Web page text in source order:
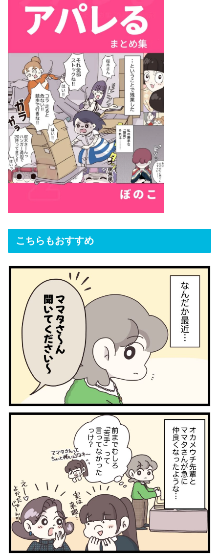
こちらもおすすめ